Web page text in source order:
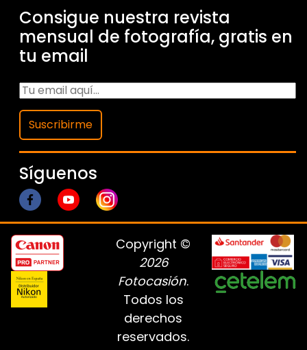
Consigue nuestra revista
mensual de fotografía, gratis en
tu email
Suscribirme
Síguenos
Copyright ©
2026
Fotocasión.
Todos los
derechos
reservados.